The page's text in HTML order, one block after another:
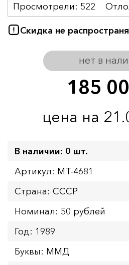
185
цена на
нет в
Скидка не
Просмотрели: 522
В наличии: 0 шт.
Артикул: MT-4681
Страна: СССР
Номинал: 50 рублей
Год: 1989
Буквы: ММД